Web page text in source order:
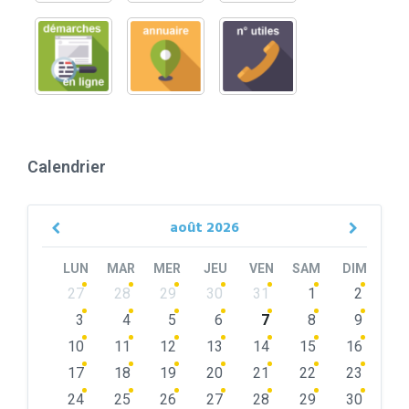
Calendrier
août 2026
Previous
LUN MAR MER JEU VEN SAM DIM
Skip
calendar
27 28 29 30 31 1
2
3
4 5 6 7 8
9
10
11 12 13 14 15
16
17
18 19 20 21 22
23
24
25 26 27 28 29
30